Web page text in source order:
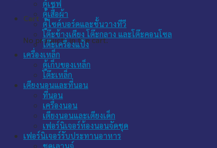
Cart
No products in the cart.
ตู้เซฟ
ตู้เสื้อผ้า
ตู้ไซด์บอร์ดและชั้นวางทีวี
โต๊ะข้างเตียง โต๊ะกลาง และโต๊ะคอนโซล
โต๊ะเครื่องแป้ง
เครื่องเหล็ก
ตู้เก็บของเหล็ก
โต๊ะเหล็ก
เตียงนอนและที่นอน
ที่นอน
เครื่องนอน
เตียงนอนและเตียงเด็ก
เฟอร์นิเจอร์ห้องนอนจัดชุด
เฟอร์นิเจอร์รับประทานอาหาร
ชุดเลานจ์